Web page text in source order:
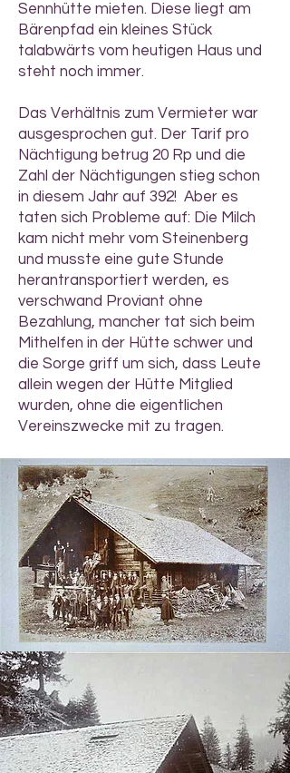
Sennhütte mieten. Diese liegt am
Bärenpfad ein kleines Stück
talabwärts vom heutigen Haus und
steht noch immer.
Das Verhältnis zum Vermieter war
ausgesprochen gut. Der Tarif pro
Nächtigung betrug 20 Rp und die
Zahl der Nächtigungen stieg schon
in diesem Jahr auf 392! Aber es
taten sich Probleme auf: Die Milch
kam nicht mehr vom Steinenberg
und musste eine gute Stunde
herantransportiert werden, es
verschwand Proviant ohne
Bezahlung, mancher tat sich beim
Mithelfen in der Hütte schwer und
die Sorge griff um sich, dass Leute
allein wegen der Hütte Mitglied
wurden, ohne die eigentlichen
Vereinszwecke mit zu tragen.